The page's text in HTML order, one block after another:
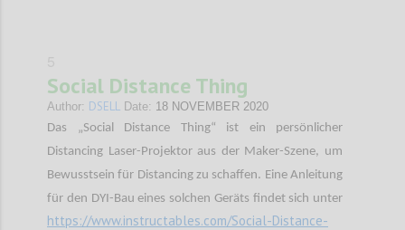
Social Distance Thing
Author: DSELL Date: 18 NOVEMBER 2020
Das „Social Distance Thing“ ist ein persönlicher
Distancing Laser-Projektor aus der Maker-Szene, um
Bewusstsein für Distancing zu schaffen. Eine Anleitung
für den DYI-Bau eines solchen Geräts findet sich unter
https://www.instructables.com/Social-Distance-